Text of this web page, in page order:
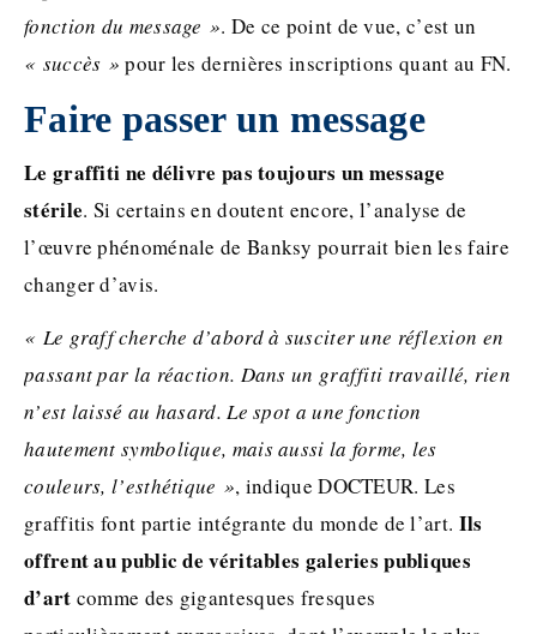
fonction du message ». De ce point de vue, c’est un
« succès » pour les dernières inscriptions quant au FN.
Faire passer un message
Le graffiti ne délivre pas toujours un message
stérile. Si certains en doutent encore, l’analyse de
l’œuvre phénoménale de Banksy pourrait bien les faire
changer d’avis.
« Le graff cherche d’abord à susciter une réflexion en
passant par la réaction. Dans un graffiti travaillé, rien
n’est laissé au hasard. Le spot a une fonction
hautement symbolique, mais aussi la forme, les
couleurs, l’esthétique », indique DOCTEUR. Les
graffitis font partie intégrante du monde de l’art. Ils
offrent au public de véritables galeries publiques
d’art comme des gigantesques fresques